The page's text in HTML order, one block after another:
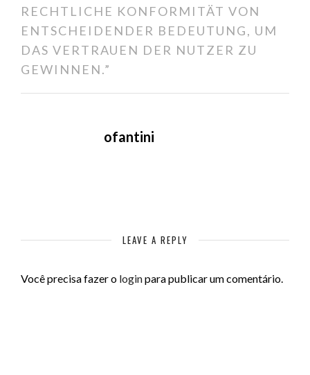
RECHTLICHE KONFORMITÄT VON
ENTSCHEIDENDER BEDEUTUNG, UM
DAS VERTRAUEN DER NUTZER ZU
GEWINNEN.”
ofantini
LEAVE A REPLY
Você precisa fazer o loginpara publicar um comentário.